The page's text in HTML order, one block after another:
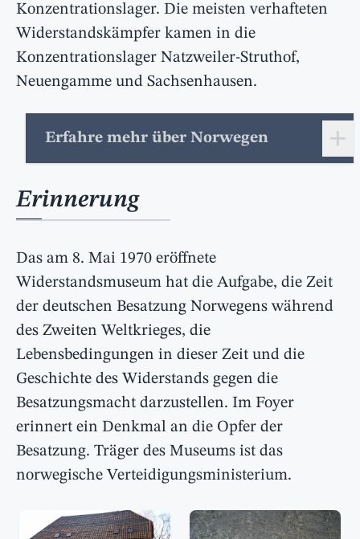
Konzentrationslager. Die meisten verhafteten
Widerstandskämpfer kamen in die
Konzentrationslager Natzweiler-Struthof,
Neuengamme und Sachsenhausen.
Erfahre mehr über Norwegen +
Erinnerung
Das am 8. Mai 1970 eröffnete
Widerstandsmuseum hat die Aufgabe, die Zeit
der deutschen Besatzung Norwegens während
des Zweiten Weltkrieges, die
Lebensbedingungen in dieser Zeit und die
Geschichte des Widerstands gegen die
Besatzungsmacht darzustellen. Im Foyer
erinnert ein Denkmal an die Opfer der
Besatzung. Träger des Museums ist das
norwegische Verteidigungsministerium.